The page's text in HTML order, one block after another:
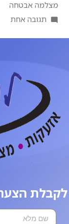
מצלמה אבטחה
תגובה אחת
לקבלת הצעת